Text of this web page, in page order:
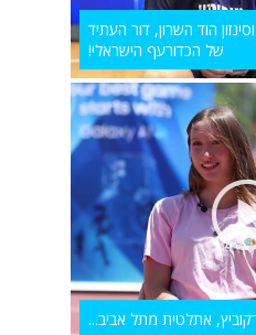
הוד השרון, דור העתיד
של הכדורעף הישראלי!
אתלטית מתל אביב...